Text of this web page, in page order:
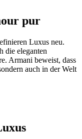
pur
Luxus neu.
die eleganten
Armani beweist, dass
auch in der Welt